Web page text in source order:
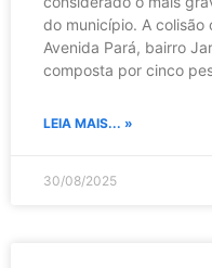
do município. A
Avenida Pará, bairro
composta por cinco
LEIA MAIS... »
30/08/2025